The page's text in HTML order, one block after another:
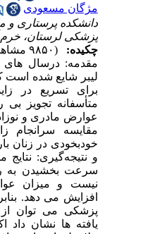
مژگان مسعودی
دانشکده پرستاری و
پزشکی لرستان، خرم
چکیده:
مقدمه: درسال های
لیبر شایع شده است
برای تسریع در
متأسفانه تجویز بی
عوارض مادری و
مقایسه سرانجام
خودبخودی در زنان
و نتیجه‌گیری: نتایج
سرعت بخشیدن به
نیست و میزان
افزایش می دهد.
پزشکی می توان از
یافته ها نشان داد